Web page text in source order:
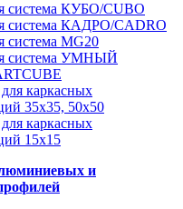
система КУБО/CUBO
система КАДРО/CADRO
система MG20
система УМНЫЙ
каркасных
35x35, 50x50
каркасных
15х15
и